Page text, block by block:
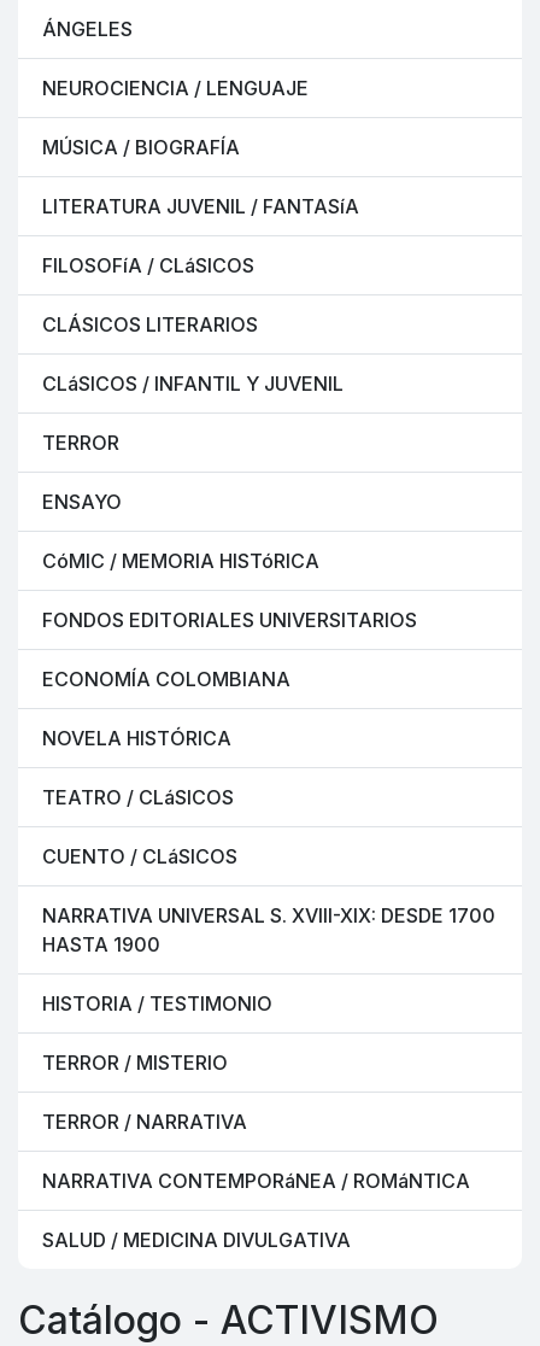
ÁNGELES
NEUROCIENCIA / LENGUAJE
MÚSICA / BIOGRAFÍA
LITERATURA JUVENIL / FANTASíA
FILOSOFíA / CLáSICOS
CLÁSICOS LITERARIOS
CLáSICOS / INFANTIL Y JUVENIL
TERROR
ENSAYO
CóMIC / MEMORIA HISTóRICA
FONDOS EDITORIALES UNIVERSITARIOS
ECONOMÍA COLOMBIANA
NOVELA HISTÓRICA
TEATRO / CLáSICOS
CUENTO / CLáSICOS
NARRATIVA UNIVERSAL S. XVIII-XIX: DESDE 1700
HASTA 1900
HISTORIA / TESTIMONIO
TERROR / MISTERIO
TERROR / NARRATIVA
NARRATIVA CONTEMPORáNEA / ROMáNTICA
SALUD / MEDICINA DIVULGATIVA
Catálogo - ACTIVISMO